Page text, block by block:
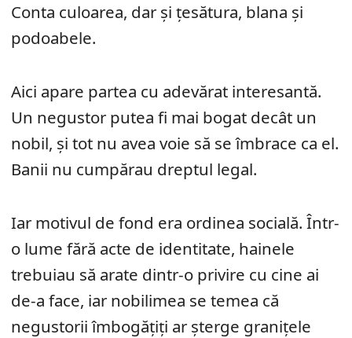
Conta culoarea, dar și țesătura, blana și
podoabele.
Aici apare partea cu adevărat interesantă.
Un negustor putea fi mai bogat decât un
nobil, și tot nu avea voie să se îmbrace ca el.
Banii nu cumpărau dreptul legal.
Iar motivul de fond era ordinea socială. Într-
o lume fără acte de identitate, hainele
trebuiau să arate dintr-o privire cu cine ai
de-a face, iar nobilimea se temea că
negustorii îmbogățiți ar șterge granițele